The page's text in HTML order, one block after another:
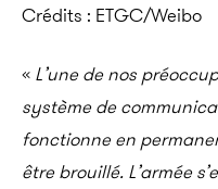
Crédits : ETGC/Weibo
« L’une de nos
système de
fonctionne en
être brouillé. L’armée